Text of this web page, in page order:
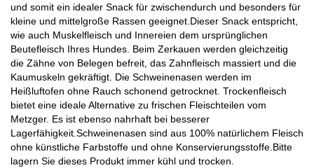
und somit ein idealer Snack für zwischendurch und besonders für
kleine und mittelgroße Rassen geeignet.Dieser Snack entspricht,
wie auch Muskelfleisch und Innereien dem ursprünglichen
Beutefleisch Ihres Hundes. Beim Zerkauen werden gleichzeitig
die Zähne von Belegen befreit, das Zahnfleisch massiert und die
Kaumuskeln gekräftigt. Die Schweinenasen werden im
Heißluftofen ohne Rauch schonend getrocknet. Trockenfleisch
bietet eine ideale Alternative zu frischen Fleischteilen vom
Metzger. Es ist ebenso nahrhaft bei besserer
Lagerfähigkeit.Schweinenasen sind aus 100% natürlichem Fleisch
ohne künstliche Farbstoffe und ohne Konservierungsstoffe.Bitte
lagern Sie dieses Produkt immer kühl und trocken.